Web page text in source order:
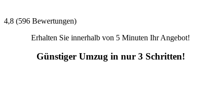
4,8 (596 Bewertungen)
Erhalten Sie innerhalb von 5 Minuten Ihr Angebot!
Günstiger Umzug in nur 3 Schritten!